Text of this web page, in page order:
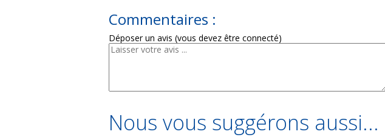
Commentaires :
Déposer un avis (vous devez être connecté)
Nous vous suggérons aussi...